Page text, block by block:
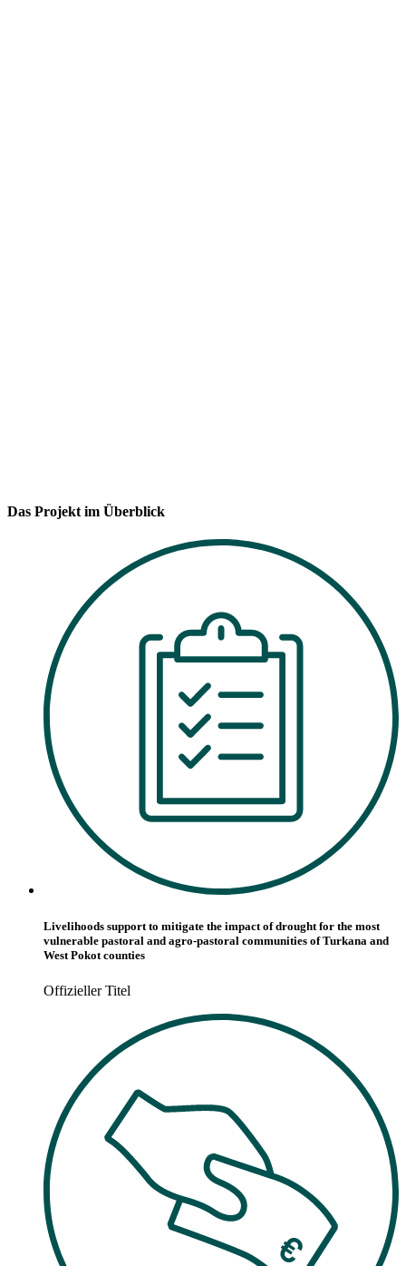
Das Projekt im Überblick
Livelihoods support to mitigate the impact of drought for the most
vulnerable pastoral and agro-pastoral communities of Turkana and
West Pokot counties
Offizieller Titel